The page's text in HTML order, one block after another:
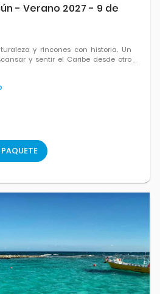
- Verano 2027 - 9 de
y rincones con historia. Un
y sentir el Caribe desde otro
PAQUETE